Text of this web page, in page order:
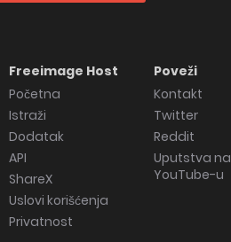
Freeimage Host
Početna
Istraži
Dodatak
API
ShareX
Uslovi korišćenja
Privatnost
Poveži
Kontakt
Twitter
Reddit
Uputstva na
YouTube-u